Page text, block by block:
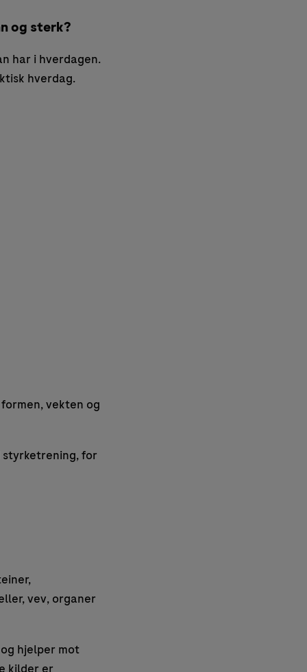
og sterk?
har i hverdagen.
hverdag.
vekten og
styrketrening, for
vev, organer
hjelper mot